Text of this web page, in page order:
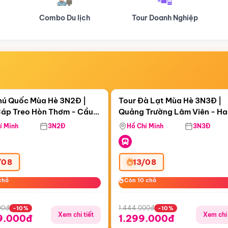
Tour Doanh Nghiệp Du lịch Hành Hương
23:01:43
Treo Hòn Thơm
Quốc Mùa Hè 3N2Đ |
Treo Hòn Thơm - Cầu
Viên Nước Aquatopia
Minh 3N2Đ
-10%
Xem chi tiết
Còn04 ngày 23:01:43
Tour Đà Lạt Mùa Hè 3N3Đ |
Quảng Trường Lâm Viên -
Hill - Puppy Farm
Hồ Chí Minh 3N3Đ
13/08
Còn 10 chỗ
Còn 10 chỗ
1.444.000đ -10%
1.299.000đ Xem